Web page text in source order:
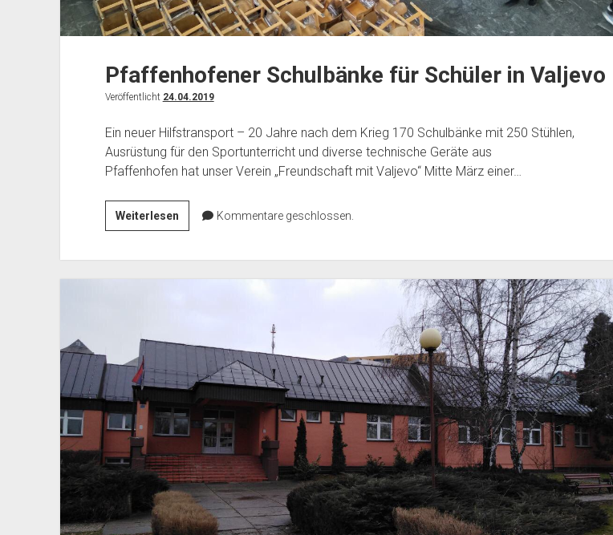
Pfaffenhofener Schulbänke für Schüler in Valjevo
Veröffentlicht 24.04.2019
Ein neuer Hilfstransport – 20 Jahre nach dem Krieg 170 Schulbänke mit 250 Stühlen,
Ausrüstung für den Sportunterricht und diverse technische Geräte aus
Pfaffenhofen hat unser Verein „Freundschaft mit Valjevo“ Mitte März einer…
WeiterlesenPfaffenhofener
Schulbänke
Kommentare geschlossen.